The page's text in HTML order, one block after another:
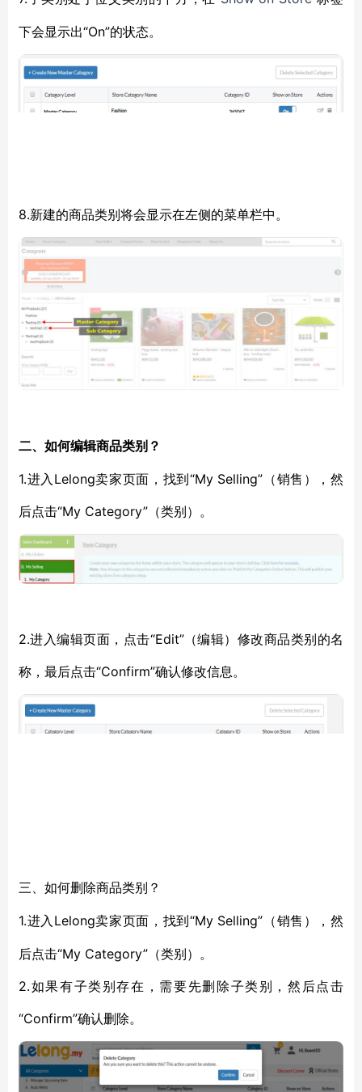
下会显示出“On”的状态。
8.新建的商品类别将会显示在左侧的菜单栏中。
二、如何编辑商品类别？
1.进入Lelong卖家页面，找到“My Selling”（销售），然
后点击“My Category”（类别）。
2.进入编辑页面，点击“Edit”（编辑）修改商品类别的名
称，最后点击“Confirm”确认修改信息。
三、如何删除商品类别？
1.进入 Lelong卖家页面，找到“My Selling”（销售），然
后点击“My Category”（类别）。
2.如果有子类别存在，需要先删除子类别，然后点击
“Confirm”确认删除。